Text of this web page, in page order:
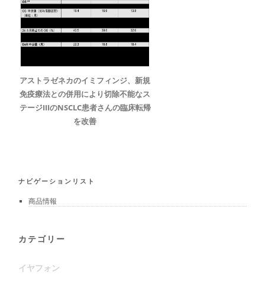
アストラゼネカのイミフィンジ、新規
免疫療法との併用により切除不能なス
テージIIIのNSCLC患者さんの臨床転帰
を改善
ナビゲーションリスト
商品情報
カテゴリー
イヤフォン